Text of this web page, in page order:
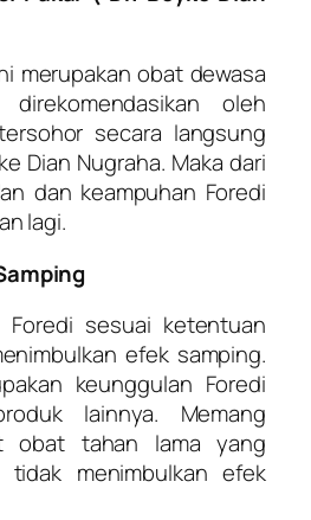
merupakan obat dewasa
oleh
secara langsung
Dian Nugraha. Maka dari
dan keampuhan Foredi
lagi.
Foredi sesuai ketentuan
efek samping.
keunggulan Foredi
lainnya. Memang
obat tahan lama yang
tidak menimbulkan efek